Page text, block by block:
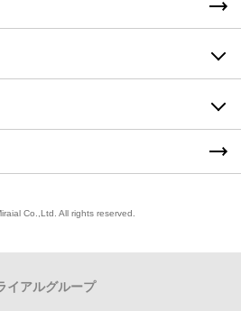
精機製作所)
会社ミライアル東北)
Co.,Ltd. All rights reserved.
イアルグループ